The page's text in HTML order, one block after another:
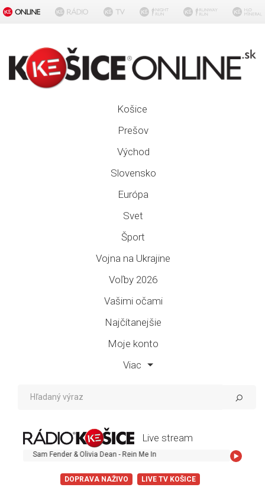
Košice
Prešov
Východ
Slovensko
Európa
Svet
Šport
Vojna na Ukrajine
Voľby 2026
Vašimi očami
Najčítanejšie
Moje konto
Viac
Live stream
Sam Fender & Olivia Dean - Rein Me In
DOPRAVA NAŽIVO LIVE TV KOŠICE